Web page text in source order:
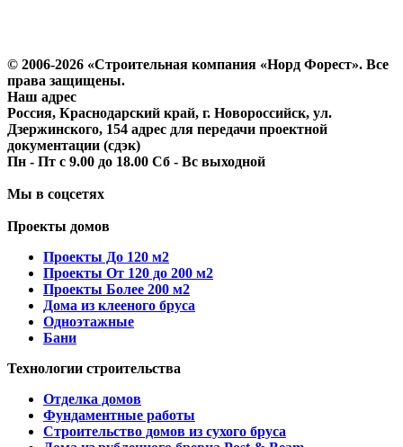
© 2006-2026 «Строительная компания «Норд Форест». Все
права защищены.
Наш адрес
Россия, Краснодарский край, г. Новороссийск, ул.
Дзержинского, 154 адрес для передачи проектной
документации (сдэк)
Пн - Пт с 9.00 до 18.00 Сб - Вс выходной
Мы в соцсетях
Проекты домов
Проекты До 120 м2
Проекты От 120 до 200 м2
Проекты Более 200 м2
Дома из клееного бруса
Одноэтажные
Бани
Технологии строительства
Отделка домов
Фундаментные работы
Строительство домов из сухого бруса